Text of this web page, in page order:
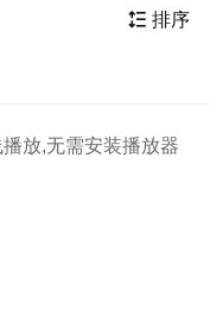
两千银子从他手中
抢走了。 狄仁杰
家中，家里也有被
，发现此人因为赌
 排序
放,无需安装播放器